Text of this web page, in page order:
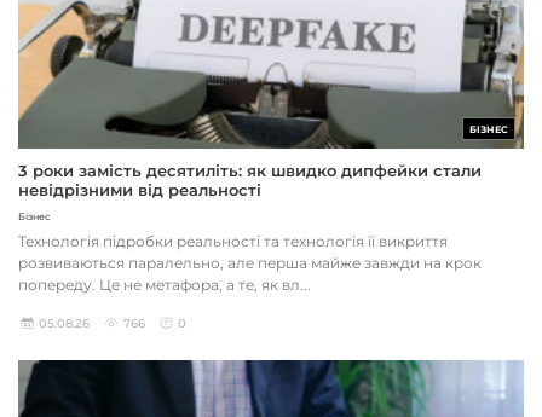
БІЗНЕС
3 роки замість десятиліть: як швидко дипфейки стали
невідрізними від реальності
Бізнес
Технологія підробки реальності та технологія її викриття
розвиваються паралельно, але перша майже завжди на крок
попереду. Це не метафора, а те, як вл...
05.08.26 766 0